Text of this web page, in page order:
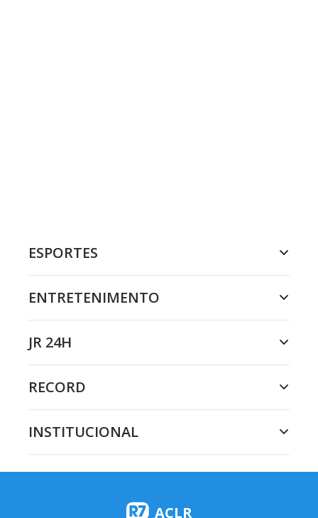
ESPORTES
ENTRETENIMENTO
JR 24H
RECORD
INSTITUCIONAL
ACLR